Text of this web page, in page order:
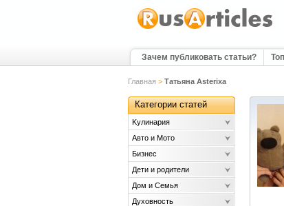
Зачем публиковать статьи?
Главная > Татьяна Asterixa
Категории статей
Kулинария
Авто и Мото
Бизнес
Дети и родители
Дом и Семья
Духовность